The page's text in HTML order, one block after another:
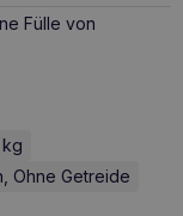
Fülle von
Ohne Getreide